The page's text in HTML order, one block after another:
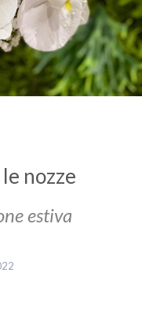
nozze
estiva